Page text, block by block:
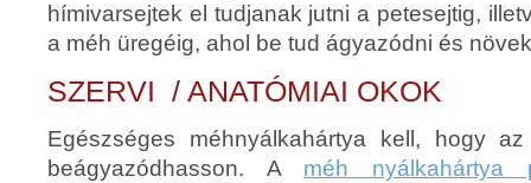
hímivarsejtek el tudjanak jutni a petesejtig,
a méh üregéig, ahol be tud ágyazódni és
SZERVI / ANATÓMIAI OKOK
Egészséges méhnyálkahártya kell, hogy
beágyazódhasson. A méh nyálkahártya